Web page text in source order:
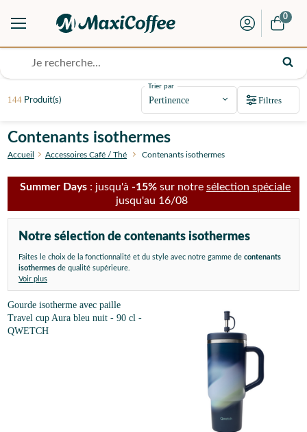
0
Contenants isothermes
Accueil Accessoires Café / Thé Contenants isothermes
Summer Days : jusqu'à -15% sur notre sélection spéciale
jusqu'au 16/08
Notre sélection de contenants isothermes
Faites le choix de la fonctionnalité et du style avec notre gamme de contenants
isothermes de qualité supérieure.
Voir plus
144 Produit(s)
Trier par
Filtres
Gourde isotherme avec paille
Travel cup Aura bleu nuit - 90 cl -
QWETCH